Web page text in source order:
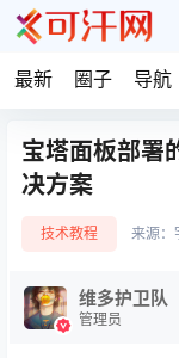
最新 圈子 导航
宝塔面板部署
决方案
技术教程 来源：
维多护卫队
管理员